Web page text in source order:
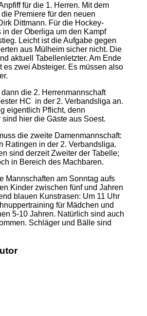
für die 1. Herren. Mit dem
Premiere für den neuen
Dittmann. Für die Hockey-
in der Oberliga um den Kampf
Leicht ist die Aufgabe gegen
aus Mülheim sicher nicht. Die
aktuell Tabellenletzter. Am Ende
es zwei Absteiger. Es müssen also
die 2. Herrenmannschaft
HC in der 2. Verbandsliga an.
eigentlich Pflicht, denn
hier die Gäste aus Soest.
die zweite Damenmannschaft:
Ratingen in der 2. Verbandsliga.
sind derzeit Zweiter der Tabelle;
in Bereich des Machbaren.
Mannschaften am Sonntag aufs
Kinder zwischen fünf und Jahren
blauen Kunstrasen: Um 11 Uhr
für Mädchen und
5-10 Jahren. Natürlich sind auch
Schläger und Bälle sind